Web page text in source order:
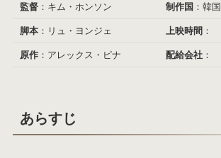
監督：キム・ホンソン 制作国 ：韓国
脚本：リュ・ヨンジェ 上映時間：
原作：アレックス・ピナ 配給会社：
あらすじ